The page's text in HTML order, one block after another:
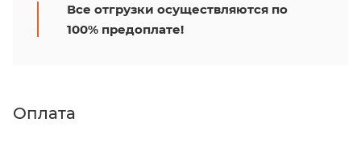
Все отгрузки осуществляются по
100% предоплате!
Оплата